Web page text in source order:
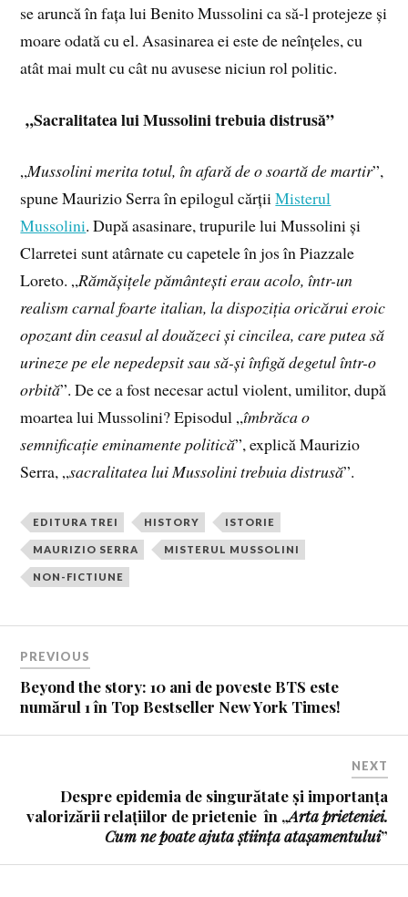
se aruncă în fața lui Benito Mussolini ca să-l protejeze și
moare odată cu el. Asasinarea ei este de neînțeles, cu
atât mai mult cu cât nu avusese niciun rol politic.
„Sacralitatea lui Mussolini trebuia distrusă”
„Mussolini merita totul, în afară de o soartă de martir”,
spune Maurizio Serra în epilogul cărțiiMisterul
Mussolini. După asasinare, trupurile lui Mussolini și
Clarretei sunt atârnate cu capetele în jos în Piazzale
Loreto. „Rămășițele pământești erau acolo, într-un
realism carnal foarte italian, la dispoziția oricărui eroic
opozant din ceasul al douăzeci și cincilea, care putea să
urineze pe ele nepedepsit sau să-și înfigă degetul într-o
orbită”. De ce a fost necesar actul violent, umilitor, după
moartea lui Mussolini? Episodul „îmbrăca o
semnificație eminamente politică”, explică Maurizio
Serra, „sacralitatea lui Mussolini trebuia distrusă”.
EDITURA TREI HISTORY ISTORIE
MAURIZIO SERRA MISTERUL MUSSOLINI
NON-FICTIUNE
PREVIOUS
Beyond the story: 10 ani de poveste BTS este
numărul 1 în Top Bestseller New York Times!
NEXT
Despre epidemia de singurătate și importanța
valorizării relațiilor de prietenie în „Arta prieteniei.
Cum ne poate ajuta știința atașamentului”